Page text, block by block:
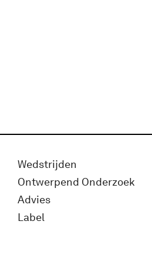
Wedstrijden
Ontwerpend Onderzoek
Advies
Label